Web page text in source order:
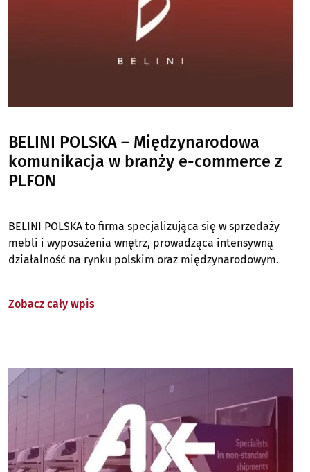
BELINI POLSKA – Międzynarodowa
komunikacja w branży e-commerce z
PLFON
BELINI POLSKA to firma specjalizująca się w sprzedaży
mebli i wyposażenia wnętrz, prowadząca intensywną
działalność na rynku polskim oraz międzynarodowym.
Zobacz cały wpis
Image